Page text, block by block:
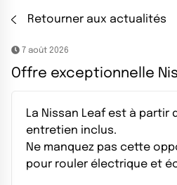
Retourner aux actualités
7 août 2026
Offre exceptionnelle
La Nissan Leaf est à partir
entretien inclus.
Ne manquez pas cette
pour rouler électrique et